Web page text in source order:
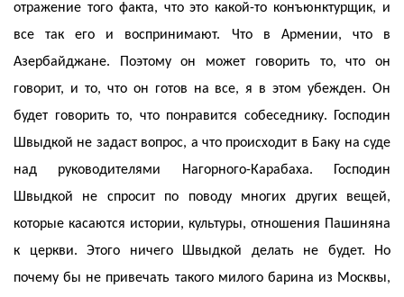
отражение того факта, что это какой-то конъюнктурщик, и
все так его и воспринимают. Что в Армении, что в
Азербайджане. Поэтому он может говорить то, что он
говорит, и то, что он готов на все, я в этом убежден. Он
будет говорить то, что понравится собеседнику. Господин
Швыдкой не задаст вопрос, а что происходит в Баку на суде
над руководителями Нагорного-Карабаха. Господин
Швыдкой не спросит по поводу многих других вещей,
которые касаются истории, культуры, отношения Пашиняна
к церкви. Этого ничего Швыдкой делать не будет. Но
почему бы не привечать такого милого барина из Москвы,